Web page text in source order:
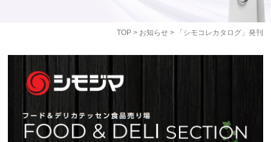
TOP> お知らせ> 「シモコレカタログ」発刊